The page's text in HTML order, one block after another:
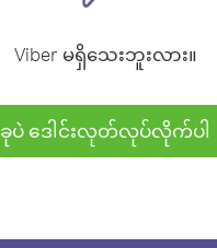
Viber မရှိသေးဘူးလား။
ခုပဲ ဒေါင်းလုတ်လုပ်လိုက်ပါ